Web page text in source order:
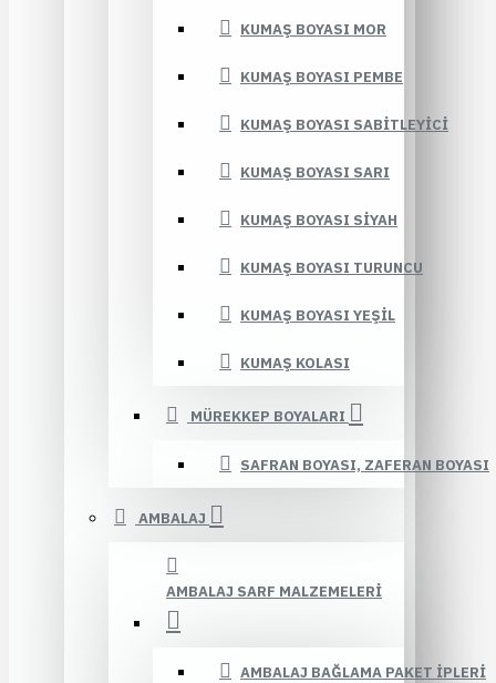
KUMAŞ BOYASI MOR
KUMAŞ BOYASI PEMBE
KUMAŞ BOYASI SABITLEYICI
KUMAŞ BOYASI SARI
KUMAŞ BOYASI SIYAH
KUMAŞ BOYASI TURUNCU
KUMAŞ BOYASI YEŞIL
KUMAŞ KOLASI
MÜREKKEP BOYALARI
SAFRAN BOYASI, ZAFERAN BOYASI
AMBALAJ
AMBALAJ SARF MALZEMELERI
AMBALAJ BAĞLAMA PAKET İPLERI